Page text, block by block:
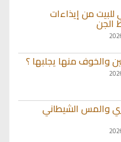
من إيذاءات
الجن
والخوف منها يجلبها ؟
والمس الشيطاني